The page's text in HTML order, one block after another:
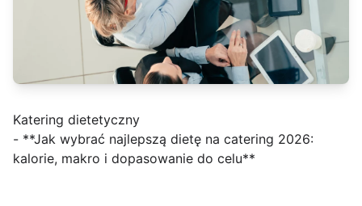
Katering dietetyczny
- **Jak wybrać najlepszą dietę na catering 2026:
kalorie, makro i dopasowanie do celu**